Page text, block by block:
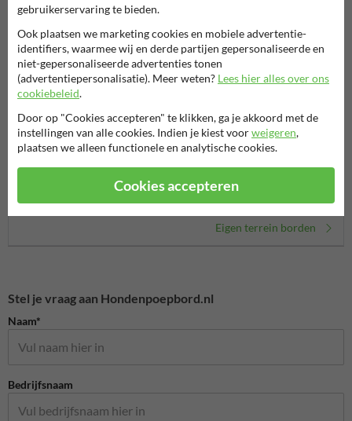
Entree- en toegangsborden
Eigen terrein borden
Stel je vraag aan Hondenpoepbord.nl
Naam*
Bedrijfsnaam
gebruikerservaring te bieden.
Ook plaatsen we marketing cookies en mobiele advertentie-
identifiers, waarmee wij en derde partijen gepersonaliseerde en
niet-gepersonaliseerde advertenties tonen
(advertentiepersonalisatie). Meer weten? Lees hier alles over ons
cookiebeleid.
Door op "Cookies accepteren" te klikken, ga je akkoord met de
instellingen van alle cookies. Indien je kiest voorweigeren,
plaatsen we alleen functionele en analytische cookies.
Cookies accepteren